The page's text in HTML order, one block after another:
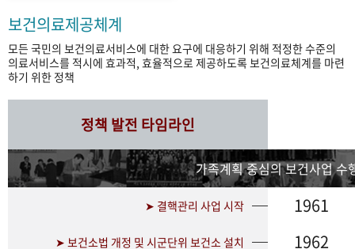
보건의료제공체계
모든 국민의 보건의료서비스에 대한 요구에 대응하기 위해 적정한 수준의
의료서비스를 적시에 효과적, 효율적으로 제공하도록 보건의료체계를 마련
하기 위한 정책
정책 발전 타임라인
가족계획 중심의 보건사업 수
➤ 결핵관리 사업 시작 1961
➤ 보건소법 개정 및 시군단위 보건소 설치 1962